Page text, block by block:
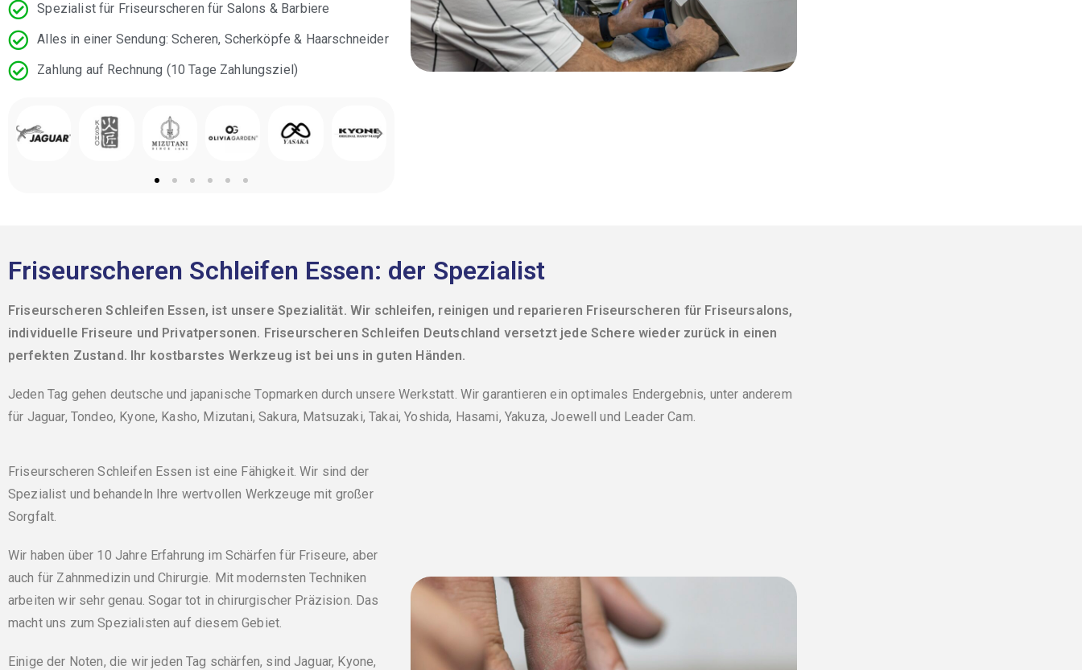
Spezialist für Friseurscheren für Salons & Barbiere
Alles in einer Sendung: Scheren, Scherköpfe & Haarschneider
Zahlung auf Rechnung (10 Tage Zahlungsziel)
Friseurscheren Schleifen Essen: der Spezialist
Friseurscheren Schleifen Essen, ist unsere Spezialität. Wir schleifen, reinigen und reparieren Friseurscheren für Friseursalons,
individuelle Friseure und Privatpersonen. Friseurscheren Schleifen Deutschland versetzt jede Schere wieder zurück in einen
perfekten Zustand. Ihr kostbarstes Werkzeug ist bei uns in guten Händen.
Jeden Tag gehen deutsche und japanische Topmarken durch unsere Werkstatt. Wir garantieren ein optimales Endergebnis, unter anderem
für Jaguar, Tondeo, Kyone, Kasho, Mizutani, Sakura, Matsuzaki, Takai, Yoshida, Hasami, Yakuza, Joewell und Leader Cam.
Friseurscheren Schleifen Essen ist eine Fähigkeit. Wir sind der
Spezialist und behandeln Ihre wertvollen Werkzeuge mit großer
Sorgfalt.
Wir haben über 10 Jahre Erfahrung im Schärfen für Friseure, aber
auch für Zahnmedizin und Chirurgie. Mit modernsten Techniken
arbeiten wir sehr genau. Sogar tot in chirurgischer Präzision. Das
macht uns zum Spezialisten auf diesem Gebiet.
Einige der Noten, die wir jeden Tag schärfen, sind Jaguar, Kyone,